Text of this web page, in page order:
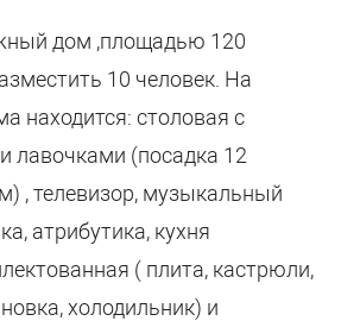
дом ,площадью 120
10 человек. На
находится: столовая с
лавочками (посадка 12
, телевизор, музыкальный
атрибутика, кухня
( плита, кастрюли,
холодильник) и